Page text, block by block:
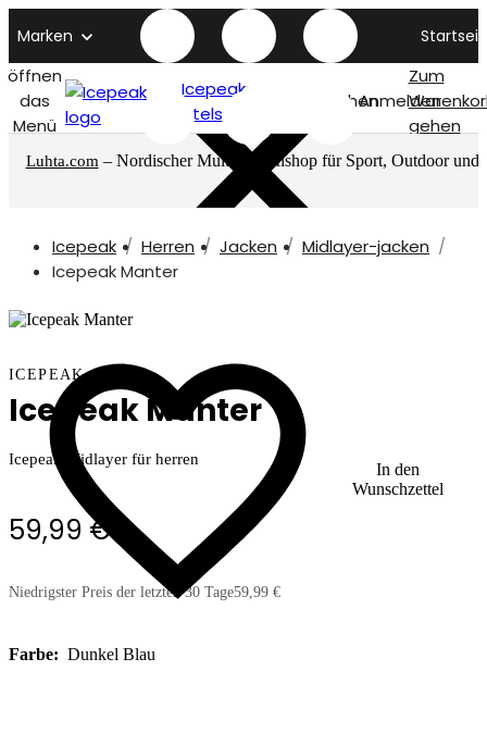
Marken
öffnen
das
Menü
Icepeak
titelseite
SuchenAnmelden
Zum
gehen
Luhta.com – Nordischer Multimarkenshop für Sport, Outdoor und
Icepeak Herren Jacken
Midlayer-jacken
Icepeak Manter
In den
Wunschzettel
ICEPEAK
Icepeak Manter
Icepeak Midlayer für herren
59,99 €
Niedrigster Preis der letzten 30 Tage59,99 €
Farbe: Dunkel Blau